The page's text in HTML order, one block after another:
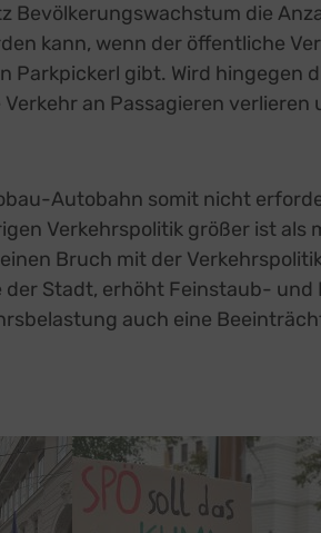
Bevölkerungswachstum die
kann, wenn der öffentliche
Parkpickerl gibt. Wird hingegen
an Passagieren verlieren
Autobahn somit nicht
Verkehrspolitik größer ist als
Bruch mit der
Stadt, erhöht Feinstaub- und
auch eine